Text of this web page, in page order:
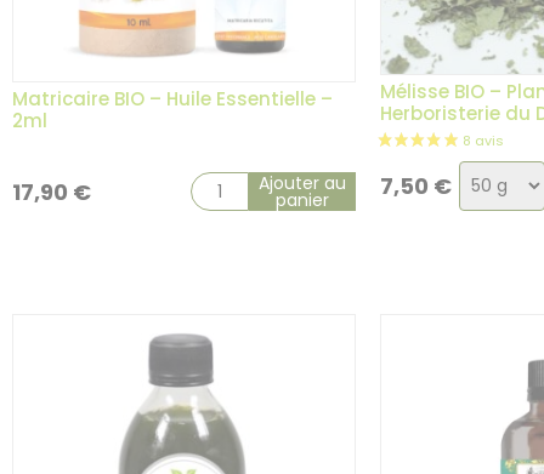
Matricaire BIO – Huile Essentielle –
2ml
17,90 € Ajouter au
panier
Mélisse BIO –
Herboristerie du
7,50 €
Choix
de